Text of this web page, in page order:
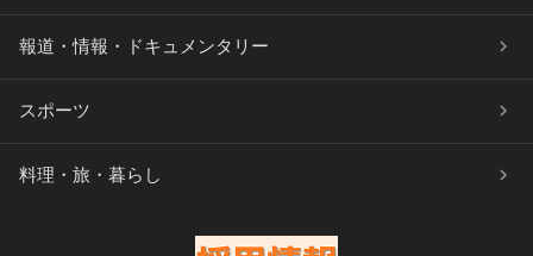
報道・情報・ドキュメンタリー
スポーツ
料理・旅・暮らし